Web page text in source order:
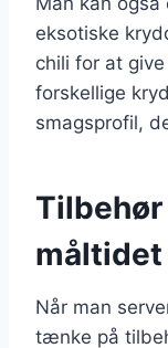
eksotiske
chili for at
forskellige
smagsprofil,
Når man
tænke på